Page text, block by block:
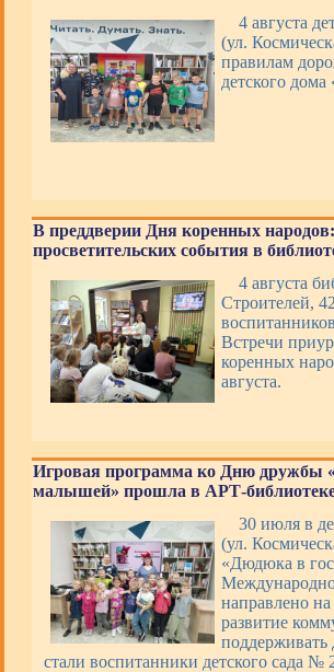
4 августа
(ул.
правилам
детского
В преддверии Дня коренных
просветительских события в
4 августа
Строителей,
Встречи
коренных
августа.
Игровая программа ко Дню дружбы
малышей» прошла в АРТ-
30 июля в
(ул.
«Дюдюка в
направлено
развитие
поддерживать
стали воспитанники детского сада №